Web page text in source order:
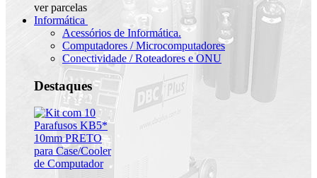
ver parcelas
Informática
Acessórios de Informática.
Computadores / Microcomputadores
Conectividade / Roteadores e ONU
Destaques